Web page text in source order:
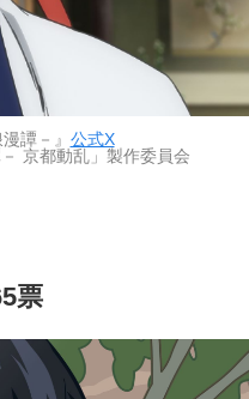
譚－』 公式X
京都動乱」製作委員会
票